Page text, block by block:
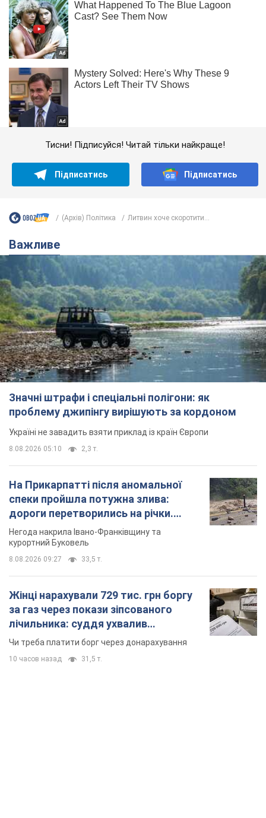
Тисни! Підписуйся! Читай тільки найкраще!
Підписатись Підписатись
(Архів) Політика Литвин хоче скоротити...
Важливе
Значні штрафи і спеціальні полігони: як
проблему джипінгу вирішують за кордоном
Україні не завадить взяти приклад із країн Європи
8.08.2026 05:10 2,3 т.
На Прикарпатті після аномальної
спеки пройшла потужна злива:
дороги перетворились на річки.
Відео
Негода накрила Івано-Франківщину та
курортний Буковель
8.08.2026 09:27 33,5 т.
Жінці нарахували 729 тис. грн боргу
за газ через покази зіпсованого
лічильника: суддя ухвалив
неочікуване рішення
Чи треба платити борг через донарахування
10 часов назад 31,5 т.